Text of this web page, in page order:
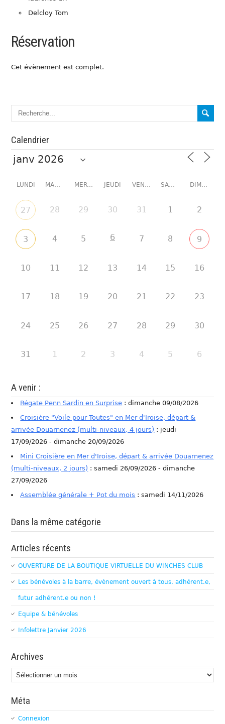
Delcloy Tom
Réservation
Cet évènement est complet.
Calendrier
LUNDI MARDI MERCREDI JEUDI VENDREDI SAMEDI DIMANCHE
27 28 29 30 31 1 2
3 4 5 6 7 8 9
10 11 12 13 14 15 16
17 18 19 20 21 22 23
24 25 26 27 28 29 30
31 1 2 3 4 5 6
A venir :
Régate Penn Sardin en Surprise : dimanche 09/08/2026
Croisière "Voile pour Toutes" en Mer d'Iroise, départ &
arrivée Douarnenez (multi-niveaux, 4 jours) : jeudi
17/09/2026 - dimanche 20/09/2026
Mini Croisière en Mer d'Iroise, départ & arrivée Douarnenez
(multi-niveaux, 2 jours) : samedi 26/09/2026 - dimanche
27/09/2026
Assemblée générale + Pot du mois : samedi 14/11/2026
Dans la même catégorie
Articles récents
OUVERTURE DE LA BOUTIQUE VIRTUELLE DU WINCHES CLUB
Les bénévoles à la barre, évènement ouvert à tous, adhérent.e,
futur adhérent.e ou non !
Equipe & bénévoles
Infolettre Janvier 2026
Archives
Archives
Méta
Connexion